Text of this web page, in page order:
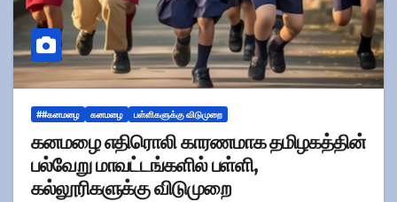
##கனமழை கனமழை பள்ளிகளுக்கு விடுமுறை
கனமழை எதிரொலி காரணமாக தமிழகத்தின்
பல்வேறு மாவட்டங்களில் பள்ளி,
கல்லூரிகளுக்கு விடுமுறை